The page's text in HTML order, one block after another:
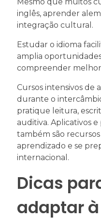
inglês, aprender
integração cultural.
Estudar o idioma
amplia
compreender melhor
Cursos intensivos de
durante o
pratique leitura,
auditiva. Aplicativos
também são
aprendizado e se
internacional.
Dicas
adaptar